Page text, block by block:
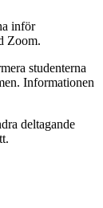
inför
Zoom.
studenterna
Informationen
deltagande